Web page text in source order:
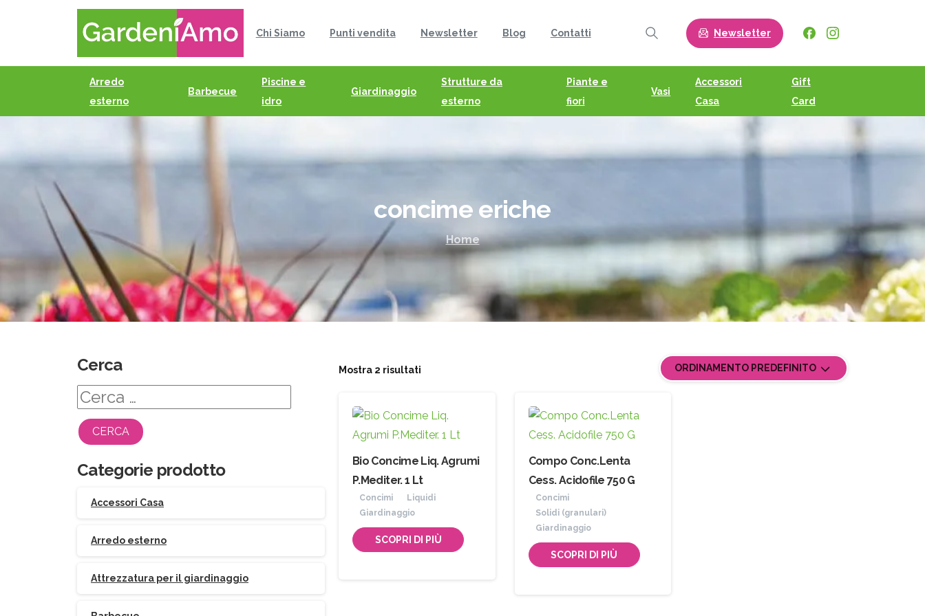
Chi Siamo Punti vendita Newsletter Blog Contatti
Search
Newsletter
Arredo
esterno
Barbecue
Piscine e
idro
Giardinaggio
Strutture da
esterno
Piante e
fiori
Vasi
Accessori
Casa
Gift
Card
concime eriche
Home
Mostra 2 risultati ORDINAMENTO PREDEFINITO
Bio Concime Liq. Agrumi
P.Mediter. 1 Lt
Concimi
Liquidi
Giardinaggio
SCOPRI DI PIÙ
Compo Conc.Lenta
Cess. Acidofile 750 G
Concimi
Solidi (granulari)
Giardinaggio
SCOPRI DI PIÙ
Cerca
Ricerca
per:
Categorie prodotto
Accessori Casa
Arredo esterno
Attrezzatura per il giardinaggio